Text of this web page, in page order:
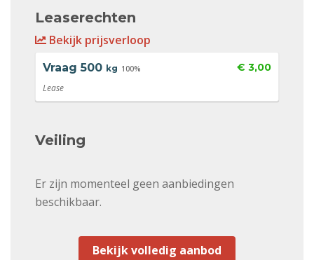
Leaserechten
Bekijk prijsverloop
Vraag 500 kg 100% € 3,00
Lease
Veiling
Er zijn momenteel geen aanbiedingen
beschikbaar.
Bekijk volledig aanbod